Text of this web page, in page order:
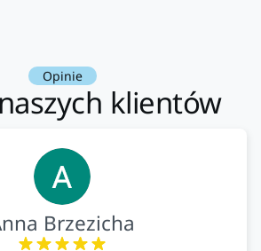
Opinie
klientów
Brzezicha